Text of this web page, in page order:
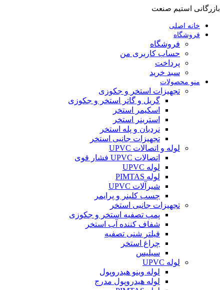
بازرگانی استیم صنعت
خانه اصلی
فروشگاه
فروشگاه
حساب کاربری من
پرداخت
سبد خرید
منو محصولات
تجهیزات استخر و جکوزی
گریل و گاتر استخر و جکوزی
اسکیمر استخر
استرینر استخر
نردبان و پله استخر
تجهیزات جانبی استخر
لوله و اتصالات UPVC
اتصالات UPVC فشار قوی
لوله UPVC
لوله PIMTAS
شیرآلات UPVC
چسب کلینر و پرایمر
تجهیزات جانبی استخر
پمپ تصفیه استخر و جکوزی
شفاف کننده آب استخر
فیلتر شنی تصفیه
چراغ استخر
سیلیس
لوله UPVC
لوله وینو هیدروپول
لوله هیدروپول مدرج